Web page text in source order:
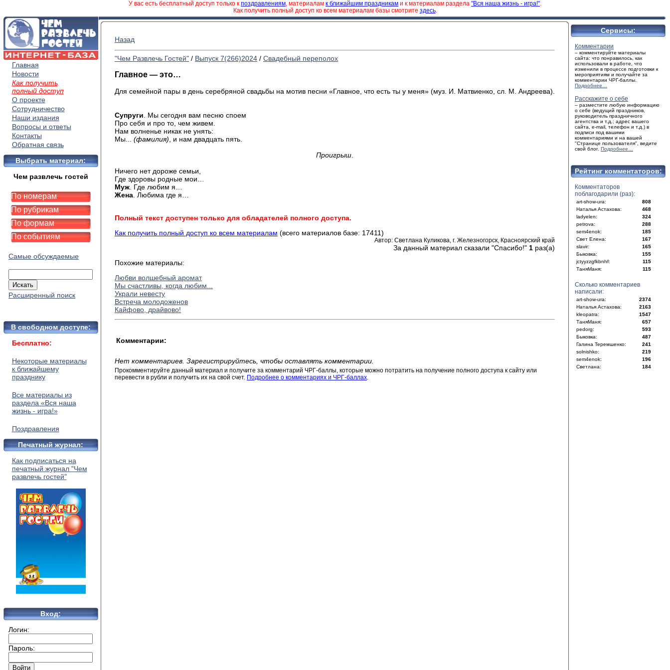
У вас есть бесплатный доступ только к поздравлениям, материалам к ближайшим праздникам и к материалам раздела "Вся наша жизнь - игра!".
Как получить полный доступ ко всем материалам базы смотрите здесь.
Главная
Новости
Как получить
полный доступ
О проекте
Сотрудничество
Наши издания
Вопросы и ответы
Контакты
Обратная связь
Выбрать материал:
Чем развлечь гостей
По номерам
По рубрикам
По формам
По событиям
Самые обсуждаемые
Расширенный поиск
В свободном доступе:
Бесплатно:
Некоторые материалы
к ближайшему
празднику
Все материалы из
раздела «Вся наша
жизнь - игра!»
Поздравления
Печатный журнал:
Как подписаться на
печатный журнал "Чем
развлечь гостей"
Вход:
Логин:
Пароль:
Назад
"Чем Развлечь Гостей" / Выпуск 7(266)2024 / Свадебный переполох
Главное — это…
Для семейной пары в день серебряной свадьбы на мотив песни «Главное, что есть ты у меня» (муз. И. Матвиенко, сл. М. Андреева).
Супруги . Мы сегодня вам песню споем
Про себя и про то, чем живем.
Нам волненье никак не унять:
Мы... (фамилия) , и нам двадцать пять.
Проигрыш
Ничего нет дороже семьи,
Где здоровы родные мои…
Муж . Где любим я…
Жена . Любима где я…
Полный текст доступен только для обладателей полного доступа.
Как получить полный доступ ко всем материалам (всего материалов базе: 17411)
Автор: Светлана Куликова, г. Железногорск, Красноярский край
За данный материал сказали "Спасибо!" 1 раз(а)
Похожие материалы:
Любви волшебный аромат
Мы счастливы, когда любим...
Украли невесту
Встреча молодоженов
Кайфово, драйвово!
Комментарии:
Нет комментариев. Зарегистрируйтесь, чтобы оставлять комментарии.
Прокомментируйте данный материал и получите за комментарий ЧРГ-баллы, которые можно потратить на получение полного доступа к сайту или
перевести в рубли и получить их на свой счет. Подробнее о комментариях и ЧРГ-баллах.
Сервисы:
Комментарии
– комментируйте материалы
сайта: что понравилось, как
использовали в работе, что
изменили в процессе подготовки к
мероприятиям и получайте за
комментарии ЧРГ-баллы.
Подробнее…
Расскажите о себе
– разместите любую информацию
о себе (ведущий праздников,
руководитель праздничного
агентства и т.д.; адрес вашего
сайта, e-mail, телефон и т.д.) в
подписи под вашими
комментариями и на вашей
"Странице пользователя", ведите
свой блог. Подробнее…
Рейтинг комментаторов:
Комментаторов
поблагодарили (раз):
art-show-ura:
808
Наталья Астахова:
468
ladyelen:
324
petrova:
288
sem4enok:
185
Свет Елена:
167
slavir:
165
Быковка:
155
jctyyzzgfkbnhf:
115
ТаняМаня:
115
Сколько комментариев
написали:
art-show-ura:
2374
Наталья Астахова:
2163
kleopatra:
1547
ТаняМаня:
657
pedorg:
593
Быковка:
487
Галина Теремшенко:
241
solnishko:
219
sem4enok:
196
Светлана:
184